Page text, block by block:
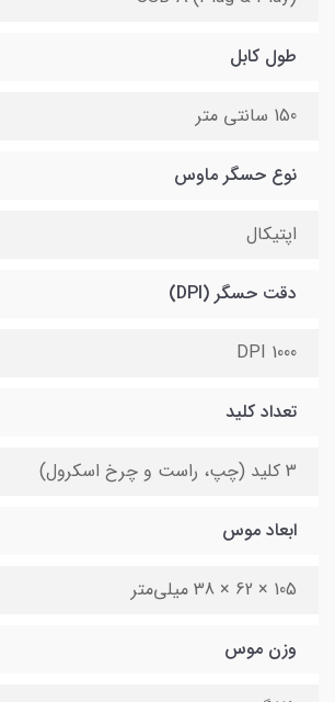
طول کابل
150 سانتی متر
نوع حسگر ماوس
اپتیکال
دقت حسگر (DPI)
1000 DPI
تعداد کلید
3 کلید (چپ، راست و چرخ اسکرول)
ابعاد موس
105 × 62 × 38 میلی‌متر
وزن موس